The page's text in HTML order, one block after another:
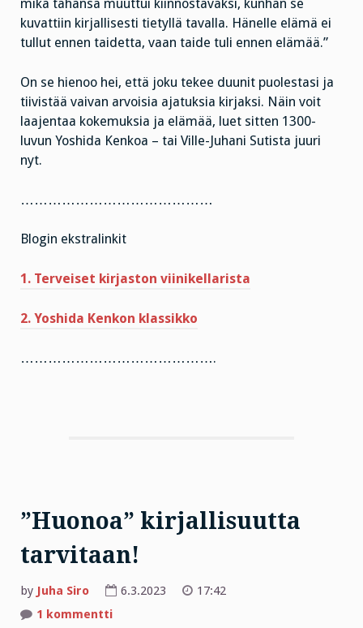
mikä tahansa muuttui kiinnostavaksi, kunhan se
kuvattiin kirjallisesti tietyllä tavalla. Hänelle elämä ei
tullut ennen taidetta, vaan taide tuli ennen elämää.”
On se hienoo hei, että joku tekee duunit puolestasi ja
tiivistää vaivan arvoisia ajatuksia kirjaksi. Näin voit
laajentaa kokemuksia ja elämää, luet sitten 1300-
luvun Yoshida Kenkoa – tai Ville-Juhani Sutista juuri
nyt.
……………………………………
Blogin ekstralinkit
1. Terveiset kirjaston viinikellarista
2. Yoshida Kenkon klassikko
…………………………………….
”Huonoa” kirjallisuutta
tarvitaan!
by Juha Siro 6.3.2023
17:42
1 kommenttiartikkeliin